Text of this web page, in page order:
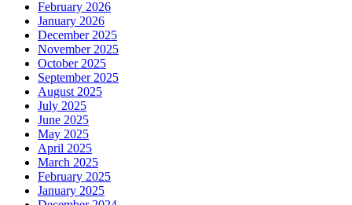
February 2026
January 2026
December 2025
November 2025
October 2025
September 2025
August 2025
July 2025
June 2025
May 2025
April 2025
March 2025
February 2025
January 2025